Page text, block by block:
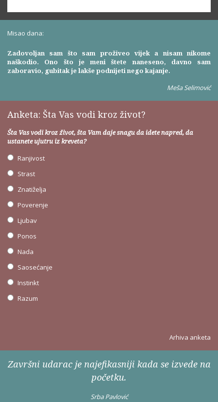
Misao dana:
Zadovoljan sam što sam proživeo vijek a nisam nikome
naškodio. Ono što je meni štete naneseno, davno sam
zaboravio, gubitak je lakše podnijeti nego kajanje.
Meša Selimović
Anketa: Šta Vas vodi kroz život?
Šta Vas vodi kroz život, šta Vam daje snagu da idete napred, da
ustanete ujutru iz kreveta?
Ranjivost
Strast
Znatiželja
Poverenje
Ljubav
Ponos
Nada
Saosećanje
Instinkt
Razum
Arhiva anketa
Završni udarac je najefikasniji kada se izvede na
početku.
Srba Pavlović